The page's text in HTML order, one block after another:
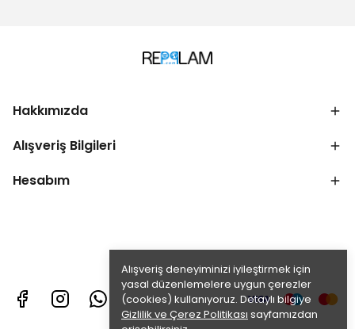
Alışveriş deneyiminizi iyileştirmek için
yasal düzenlemelere uygun çerezler
(cookies) kullanıyoruz. Detaylı bilgiye
Gizlilik ve Çerez Politikası sayfamızdan
Hakkımızda
Alışveriş Bilgileri
Hesabım